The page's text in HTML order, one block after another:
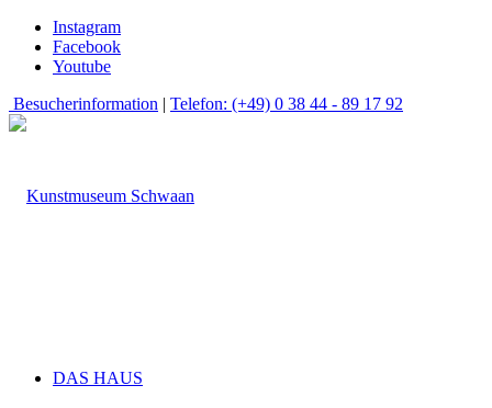
Instagram
Facebook
Youtube
Besucherinformation | Telefon: (+49) 0 38 44 - 89 17 92
DAS HAUS